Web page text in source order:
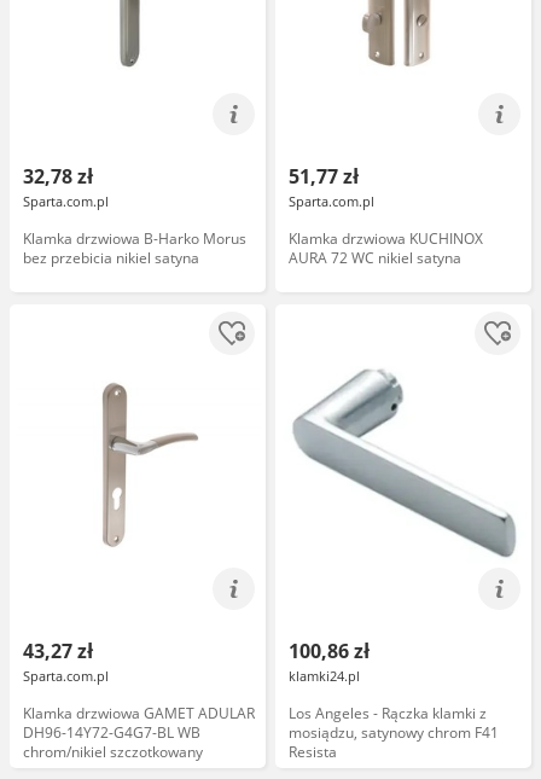
32,78 zł
Sparta.com.pl
Klamka drzwiowa B-Harko Morus
bez przebicia nikiel satyna
51,77 zł
Sparta.com.pl
Klamka drzwiowa KUCHINOX
AURA 72 WC nikiel satyna
43,27 zł
Sparta.com.pl
Klamka drzwiowa GAMET ADULAR
DH96-14Y72-G4G7-BL WB
chrom/nikiel szczotkowany
100,86 zł
klamki24.pl
Los Angeles - Rączka klamki z
mosiądzu, satynowy chrom F41
Resista